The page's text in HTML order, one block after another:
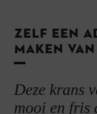
ZELF EEN
MAKEN
Deze krans
mooi en fris